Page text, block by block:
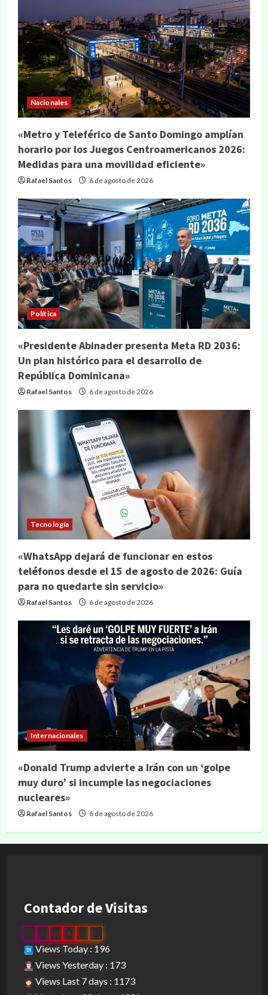
Nacionales
«Metro y Teleférico de Santo Domingo amplían
horario por los Juegos Centroamericanos 2026:
Medidas para una movilidad eficiente»
Rafael Santos 6 de agosto de 2026
Política
«Presidente Abinader presenta Meta RD 2036:
Un plan histórico para el desarrollo de
República Dominicana»
Rafael Santos 6 de agosto de 2026
Tecnología
«WhatsApp dejará de funcionar en estos
teléfonos desde el 15 de agosto de 2026: Guía
para no quedarte sin servicio»
Rafael Santos 6 de agosto de 2026
Internacionales
«Donald Trump advierte a Irán con un ‘golpe
muy duro’ si incumple las negociaciones
nucleares»
Rafael Santos 6 de agosto de 2026
Contador de Visitas
0 3 0 8 7 7
Views Today : 196
Views Yesterday : 173
Views Last 7 days : 1173